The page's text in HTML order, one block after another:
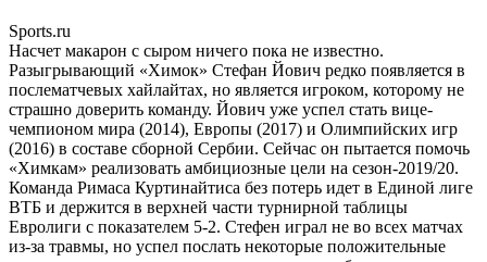
Sports.ru
Насчет макарон с сыром ничего пока не известно.
Разыгрывающий «Химок» Стефан Йович редко появляется в
послематчевых хайлайтах, но является игроком, которому не
страшно доверить команду. Йович уже успел стать вице-
чемпионом мира (2014), Европы (2017) и Олимпийских игр
(2016) в составе сборной Сербии. Сейчас он пытается помочь
«Химкам» реализовать амбициозные цели на сезон-2019/20.
Команда Римаса Куртинайтиса без потерь идет в Единой лиге
ВТБ и держится в верхней части турнирной таблицы
Евролиги с показателем 5-2. Стефен играл не во всех матчах
из-за травмы, но успел послать некоторые положительные